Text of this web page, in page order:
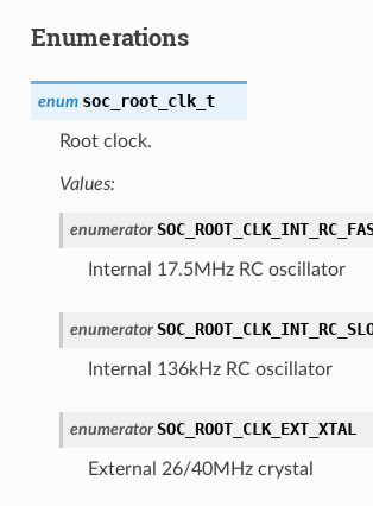
Enumerations
enum soc_root_clk_t
Root clock.
Values:
enumerator
Internal 17.5MHz RC oscillator
enumerator
Internal 136kHz RC oscillator
enumerator SOC_ROOT_CLK_EXT_XTAL
External 26/40MHz crystal